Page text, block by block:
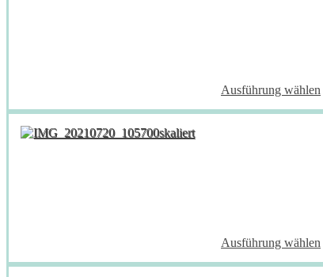
Ausführung wählen
Ausführung wählen